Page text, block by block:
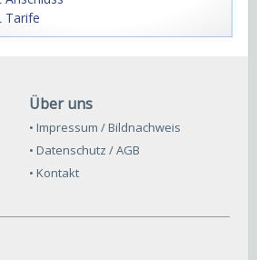
Tarife
Über uns
• Impressum / Bildnachweis
• Datenschutz / AGB
• Kontakt